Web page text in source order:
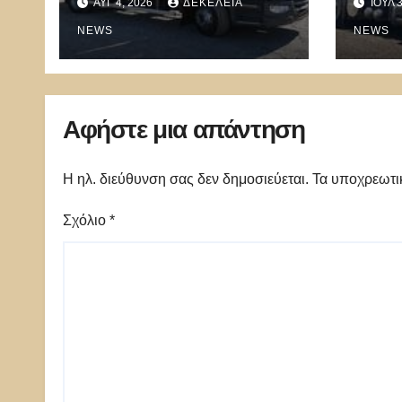
ΑΥΓ 4, 2026 ΔΕΚΈΛΕΙΑ
NEWS
ΙΟΎΛ
NEWS
Αφήστε μια απάντηση
Η ηλ. διεύθυνση σας δεν δημοσιεύεται. Τα
Σχόλιο *